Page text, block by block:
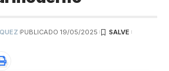
PUBLICADO 19/05/2025